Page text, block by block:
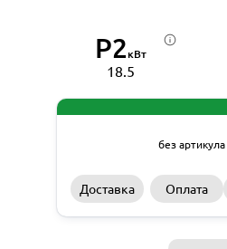
P2кВт
18.5
без артикула
Доставка Оплата